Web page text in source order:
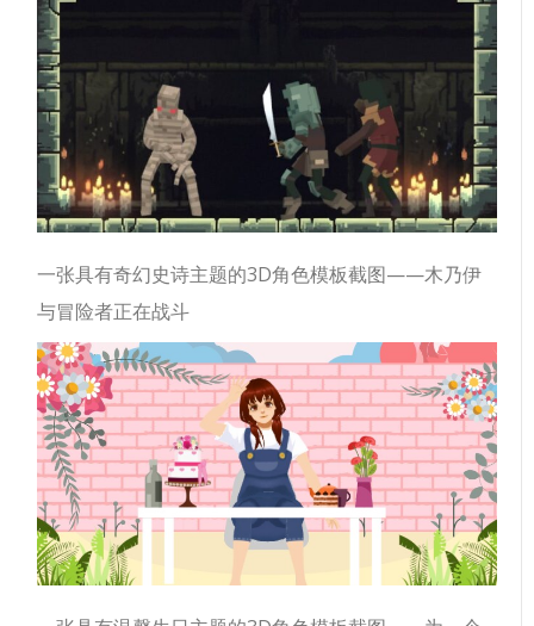
一张具有奇幻史诗主题的3D角色模板截图——木乃伊
与冒险者正在战斗